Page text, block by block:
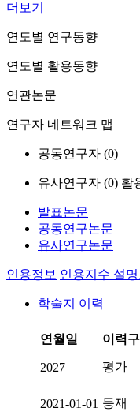
더보기
연도별 연구동향
연도별 활용동향
연관논문
연구자 네트워크 맵
공동연구자 (0)
유사연구자 (0) 활
발표논문
공동연구논문
유사연구논문
인용정보 인용지수 설명
학술지 이력
연월일
이력
2027 평가
2021-01-01 등재